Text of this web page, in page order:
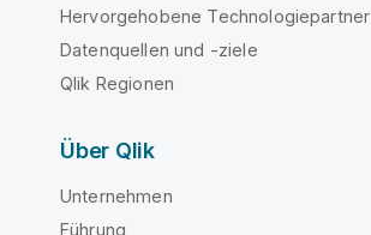
Hervorgehobene Technologiepartner
Datenquellen und -ziele
Qlik Regionen
Über Qlik
Unternehmen
Führung